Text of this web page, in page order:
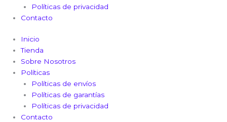
Políticas de privacidad
Contacto
Inicio
Tienda
Sobre Nosotros
Políticas
Políticas de envíos
Políticas de garantías
Políticas de privacidad
Contacto